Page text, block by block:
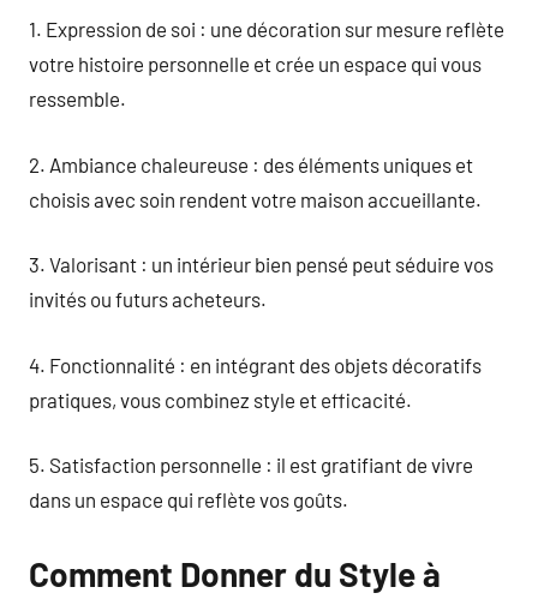
1. Expression de soi : une décoration sur mesure reflète
votre histoire personnelle et crée un espace qui vous
ressemble.
2. Ambiance chaleureuse : des éléments uniques et
choisis avec soin rendent votre maison accueillante.
3. Valorisant : un intérieur bien pensé peut séduire vos
invités ou futurs acheteurs.
4. Fonctionnalité : en intégrant des objets décoratifs
pratiques, vous combinez style et efficacité.
5. Satisfaction personnelle : il est gratifiant de vivre
dans un espace qui reflète vos goûts.
Comment Donner du Style à